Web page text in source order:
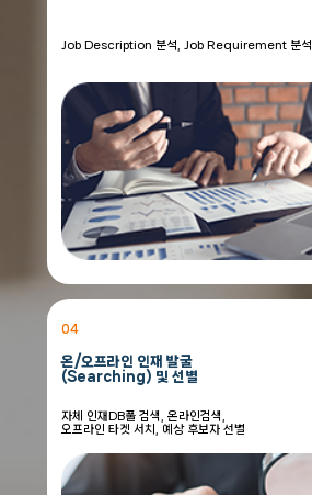
Job Description 분석, Job Requirement 분석
04
온/오프라인 인재 발굴
(Searching) 및 선별
자체 인재DB풀 검색, 온라인검색,
오프라인 타겟 서치, 예상 후보자 선별